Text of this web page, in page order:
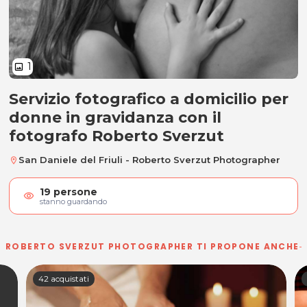
image 1
Servizio fotografico a domicilio
Servizio fotografico a domicilio per
donne in gravidanza con il
fotografo Roberto Sverzut
location_on San Daniele del Friuli - Roberto Sverzut Photographer
visibility 19 persone
stanno guardando
ROBERTO SVERZUT PHOTOGRAPHER TI PROPONE ANCHE
42 acquistati